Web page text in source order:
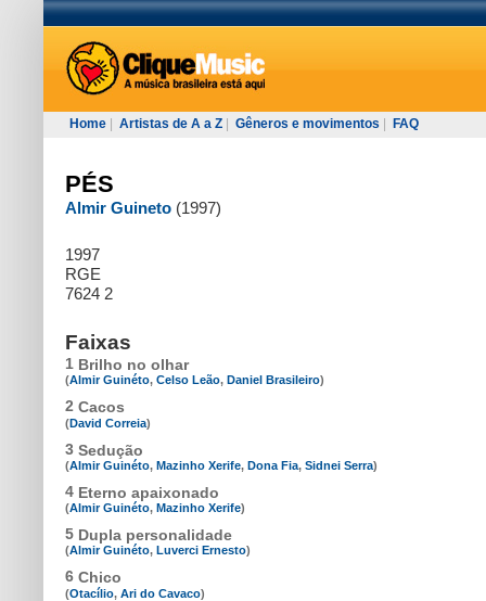
Home Artistas de A a Z Gêneros e movimentos FAQ
PÉS
Almir Guineto (1997)
1997
RGE
7624 2
Faixas
1 Brilho no olhar
(Almir Guinéto, Celso Leão, Daniel Brasileiro)
2 Cacos
(David Correia)
3 Sedução
(Almir Guinéto, Mazinho Xerife, Dona Fia, Sidnei Serra)
4 Eterno apaixonado
(Almir Guinéto, Mazinho Xerife)
5 Dupla personalidade
(Almir Guinéto, Luverci Ernesto)
6 Chico
(Otacílio, Ari do Cavaco)